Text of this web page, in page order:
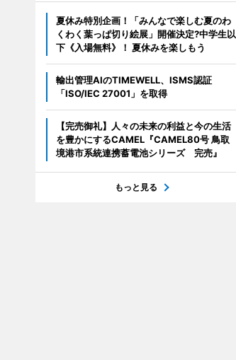
夏休み特別企画！「みんなで楽しむ夏のわ
くわく葉っぱ切り絵展」開催決定?中学生以
下《入場無料》！ 夏休みを楽しもう
輸出管理AIのTIMEWELL、ISMS認証
「ISO/IEC 27001」を取得
【完売御礼】人々の未来の利益と今の生活
を豊かにするCAMEL『CAMEL80号 鳥取
境港市系統連携蓄電池シリーズ 完売』
もっと見る